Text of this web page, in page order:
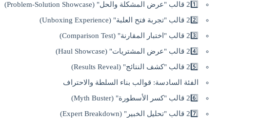
21️⃣ قالب "عرض المشكلة والحل" (Problem-Solution Showcase)
22️⃣ قالب "تجربة فتح العلبة" (Unboxing Experience)
23️⃣ قالب "اختبار المقارنة" (Comparison Test)
24️⃣ قالب "عرض المشتريات" (Haul Showcase)
25️⃣ قالب "كشف النتائج" (Results Reveal)
الفئة السادسة: قوالب بناء السلطة والاحتراف
26️⃣ قالب "كسر الأسطورة" (Myth Buster)
27️⃣ قالب "تحليل الخبير" (Expert Breakdown)